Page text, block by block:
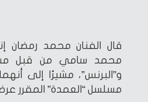
قال الفنان محمد رمضان
محمد سامي من قبل
و”البرنس”، مشيرًا إلى
مسلسل “العمدة” المقرر عرضه